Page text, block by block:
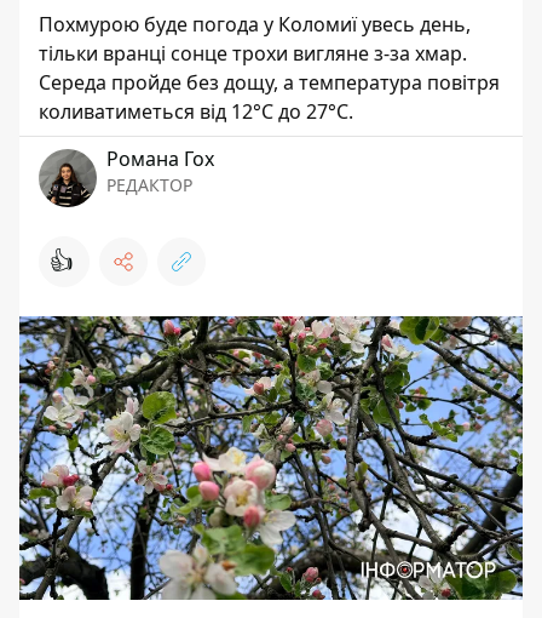
Похмурою буде погода у Коломиї увесь день,
тільки вранці сонце трохи вигляне з-за хмар.
Середа пройде без дощу, а температура повітря
коливатиметься від 12°С до 27°С.
Романа Гох
РЕДАКТОР
👍